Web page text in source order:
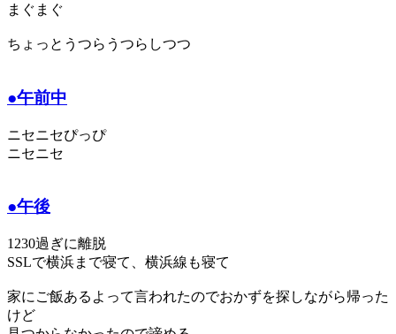
まぐまぐ
ちょっとうつらうつらしつつ
●午前中
ニセニセぴっぴ
ニセニセ
●午後
1230過ぎに離脱
SSLで横浜まで寝て、横浜線も寝て
家にご飯あるよって言われたのでおかずを探しながら帰った
けど